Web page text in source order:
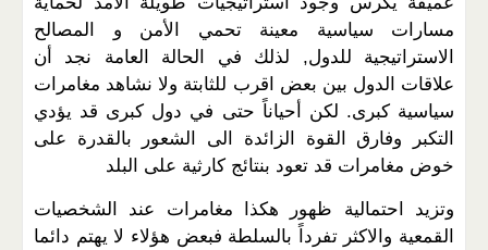
مسارات سياسية معينة تحمي الأمن و المصالح
الاستراتيجية للدول, لذلك في الحالة العامة نجد أن
علاقات الدول بين بعض اقرب للثابتة ولا نشاهد مغامرات
سياسية كبرى. لكن أحياناً حتى في دول كبرى قد يؤدي
التكبر وفارق القوة الزائدة الى الشعور بالقدرة على
خوض مغامرات قد تعود بنتائج كارثية على البلد
وتزيد احتمالية ظهور هكذا مغامرات عند الشخصيات
القمعية والاكثر تفرداً بالسلطة فبعض هؤلاء لا يهتم دائما